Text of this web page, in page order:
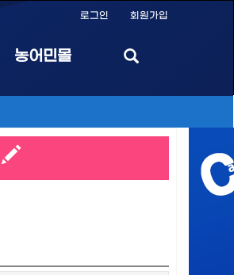
로그인 회원가입
농어민몰